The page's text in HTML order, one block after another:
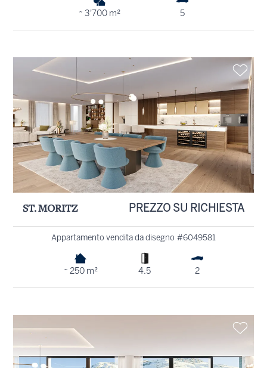
~ 3'700 m² 5
ST. MORITZ PREZZO SU RICHIESTA
Appartamento vendita da disegno #6049581
~ 250 m² 4.5 2